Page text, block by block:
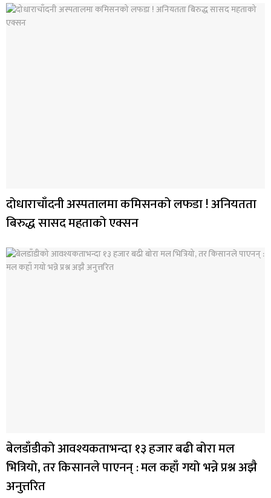
दोधाराचाँदनी अस्पतालमा कमिसनको लफडा ! अनियतता
बिरुद्ध सासद महताको एक्सन
बेलडाँडीको आवश्यकताभन्दा १३ हजार बढी बोरा मल
भित्रियो, तर किसानले पाएनन् : मल कहाँ गयो भन्ने प्रश्न अझै
अनुत्तरित